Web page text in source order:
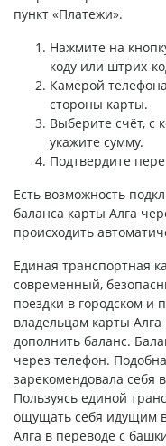
пункт «Платежи».
Нажмите на
коду или штрих-
Камерой
стороны карты.
Выберите счёт, с
укажите сумму.
Подтвердите
Есть возможность
баланса карты Алга
происходить
Единая транспортная
современный,
поездки в городском и
владельцам карты Алга
дополнить баланс.
через телефон.
зарекомендовала себя
Пользуясь единой
ощущать себя идущим
Алга в переводе с